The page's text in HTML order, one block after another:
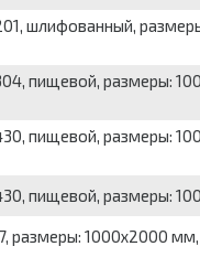
шлифованный,
пищевой, размеры:
пищевой, размеры:
пищевой, размеры:
1000x2000 мм,